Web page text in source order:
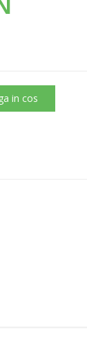
in cos